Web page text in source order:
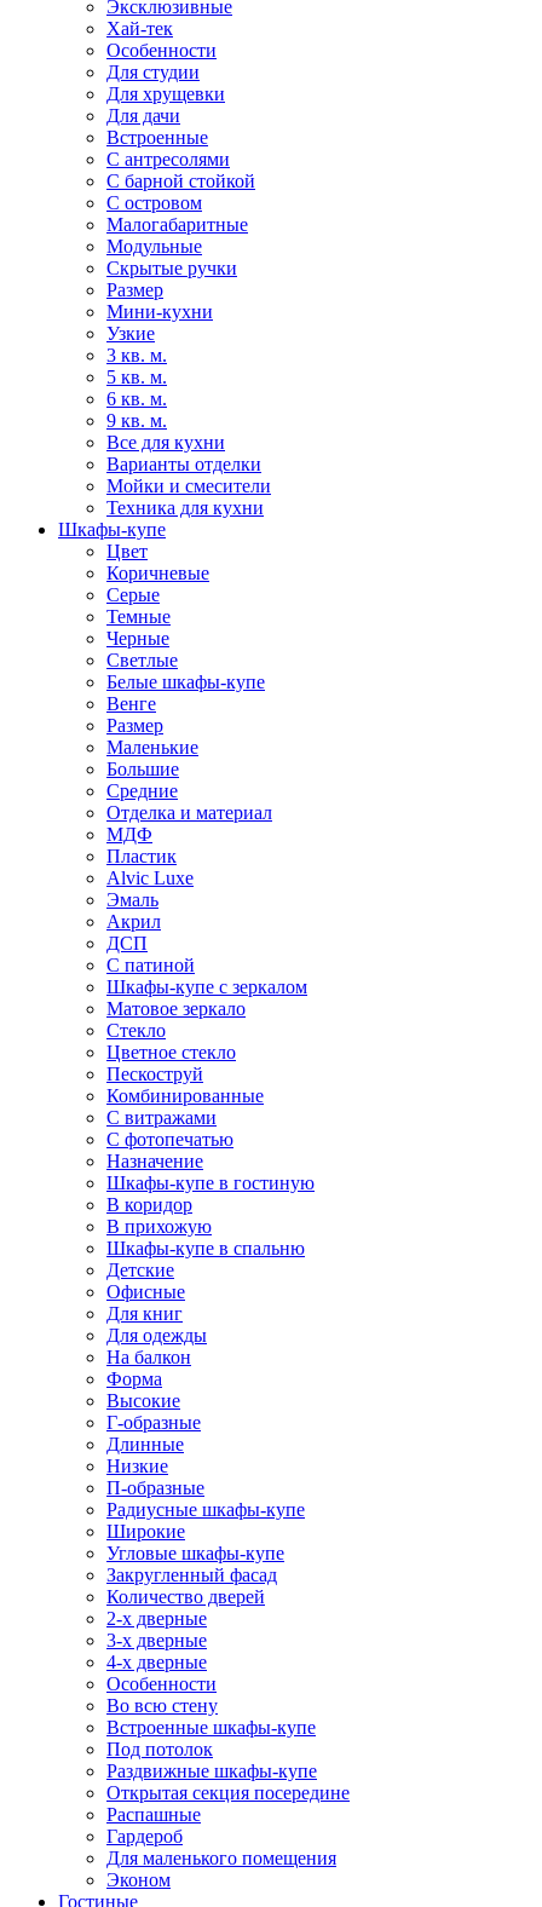
Эксклюзивные
Хай-тек
Особенности
Для студии
Для хрущевки
Для дачи
Встроенные
С антресолями
С барной стойкой
С островом
Малогабаритные
Модульные
Скрытые ручки
Размер
Мини-кухни
Узкие
3 кв. м.
5 кв. м.
6 кв. м.
9 кв. м.
Все для кухни
Варианты отделки
Мойки и смесители
Техника для кухни
Шкафы-купе
Цвет
Коричневые
Серые
Темные
Черные
Светлые
Белые шкафы-купе
Венге
Размер
Маленькие
Большие
Средние
Отделка и материал
МДФ
Пластик
Alvic Luxe
Эмаль
Акрил
ДСП
С патиной
Шкафы-купе с зеркалом
Матовое зеркало
Стекло
Цветное стекло
Пескоструй
Комбинированные
С витражами
С фотопечатью
Назначение
Шкафы-купе в гостиную
В коридор
В прихожую
Шкафы-купе в спальню
Детские
Офисные
Для книг
Для одежды
На балкон
Форма
Высокие
Г-образные
Длинные
Низкие
П-образные
Радиусные шкафы-купе
Широкие
Угловые шкафы-купе
Закругленный фасад
Количество дверей
2-х дверные
3-х дверные
4-х дверные
Особенности
Во всю стену
Встроенные шкафы-купе
Под потолок
Раздвижные шкафы-купе
Открытая секция посередине
Распашные
Гардероб
Для маленького помещения
Эконом
Гостиные